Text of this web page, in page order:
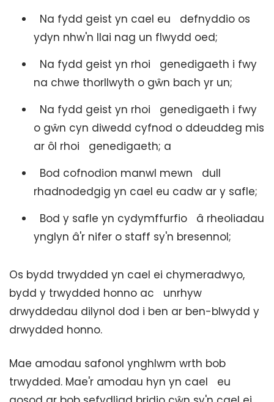
Na fydd geist yn cael eu defnyddio os
ydyn nhw'n llai nag un flwydd oed;
Na fydd geist yn rhoi genedigaeth i fwy
na chwe thorllwyth o gŵn bach yr un;
Na fydd geist yn rhoi genedigaeth i fwy
o gŵn cyn diwedd cyfnod o ddeuddeg mis
ar ôl rhoi genedigaeth; a
Bod cofnodion manwl mewn dull
rhadnodedgig yn cael eu cadw ar y safle;
Bod y safle yn cydymffurfio â rheoliadau
ynglyn â'r nifer o staff sy'n bresennol;
Os bydd trwydded yn cael ei chymeradwyo,
bydd y trwydded honno ac unrhyw
drwyddedau dilynol dod i ben ar ben-blwydd y
drwydded honno.
Mae amodau safonol ynghlwm wrth bob
trwydded. Mae'r amodau hyn yn cael eu